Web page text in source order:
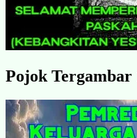
Pojok Tergambar